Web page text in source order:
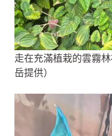
走在充滿植栽的雲霧
岳提供）